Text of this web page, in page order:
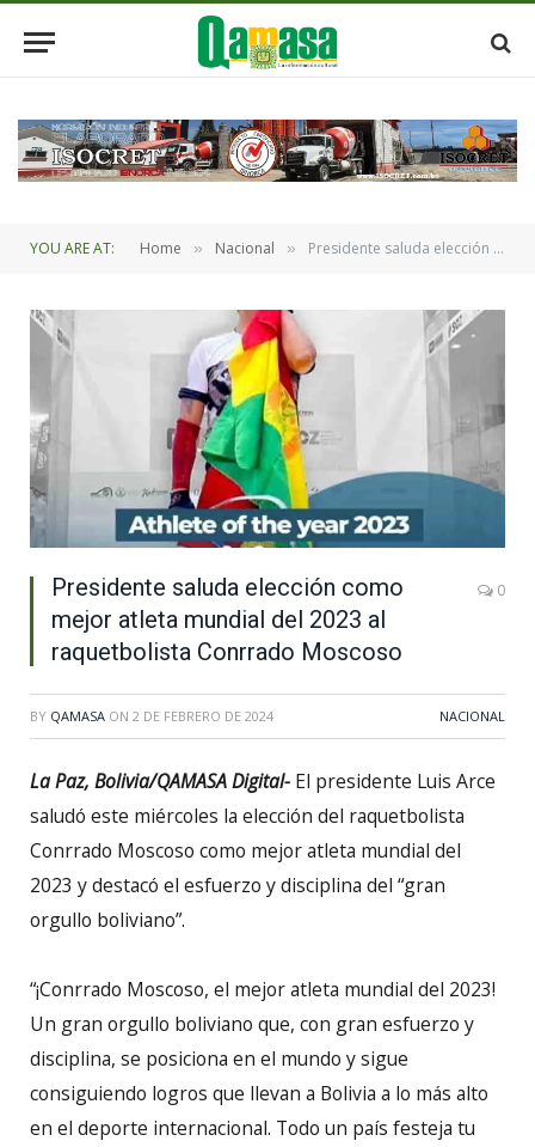
YOU ARE AT: Home » Nacional » Presidente saluda elección como mejor atleta mundial del 2023 al raquetbolista Conrrado Moscoso
Presidente saluda elección como
mejor atleta mundial del 2023 al
raquetbolista Conrrado Moscoso
0
BY QAMASA ON 2 DE FEBRERO DE 2024 NACIONAL
La Paz, Bolivia/QAMASA Digital- El presidente Luis Arce
saludó este miércoles la elección del raquetbolista
Conrrado Moscoso como mejor atleta mundial del
2023 y destacó el esfuerzo y disciplina del “gran
orgullo boliviano”.
“¡Conrrado Moscoso, el mejor atleta mundial del 2023!
Un gran orgullo boliviano que, con gran esfuerzo y
disciplina, se posiciona en el mundo y sigue
consiguiendo logros que llevan a Bolivia a lo más alto
en el deporte internacional. Todo un país festeja tu